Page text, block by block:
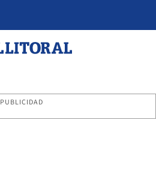
PUBLICIDAD